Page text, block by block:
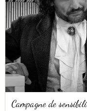
Campagne de